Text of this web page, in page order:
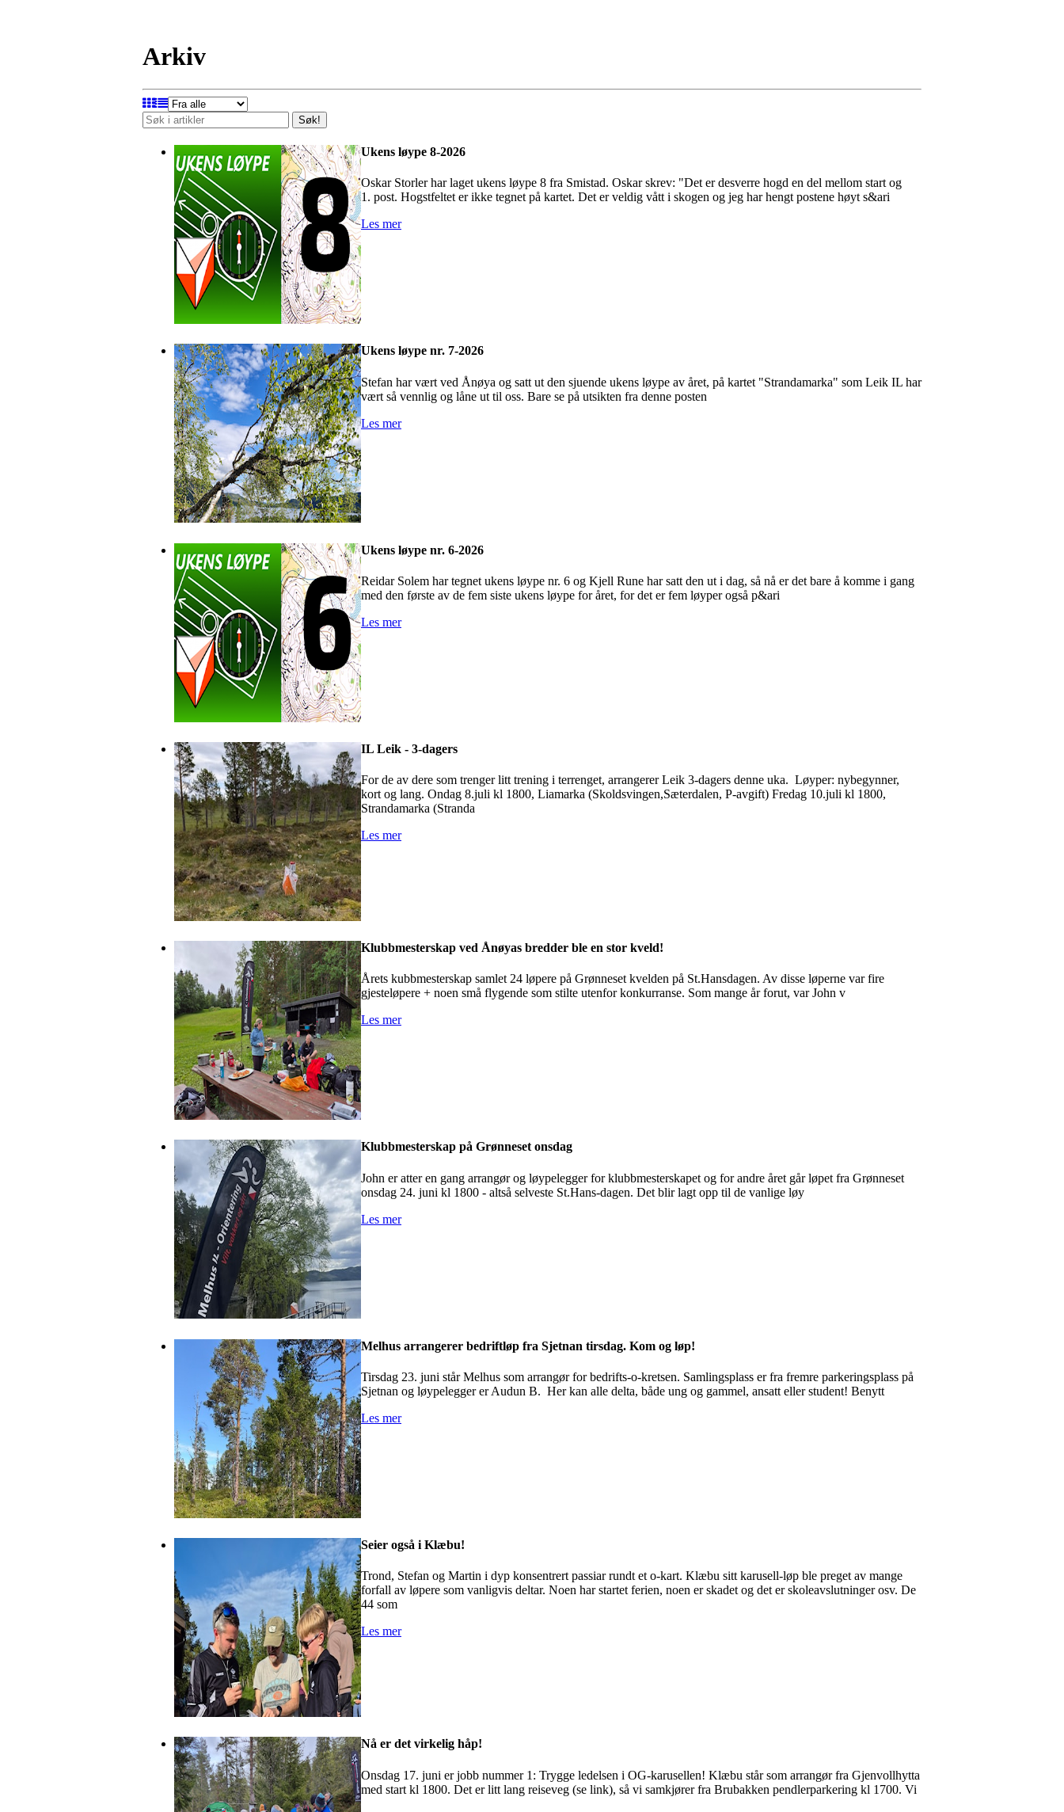
Arkiv
Søk!
Ukens løype 8-2026
Oskar Storler har laget ukens løype 8 fra Smistad. Oskar skrev: "Det er desverre hogd en del mellom start og
1. post. Hogstfeltet er ikke tegnet på kartet. Det er veldig vått i skogen og jeg har hengt postene høyt s&ari
Les mer
Ukens løype nr. 7-2026
Stefan har vært ved Ånøya og satt ut den sjuende ukens løype av året, på kartet "Strandamarka" som Leik IL har
vært så vennlig og låne ut til oss. Bare se på utsikten fra denne posten
Les mer
Ukens løype nr. 6-2026
Reidar Solem har tegnet ukens løype nr. 6 og Kjell Rune har satt den ut i dag, så nå er det bare å komme i gang
med den første av de fem siste ukens løype for året, for det er fem løyper også p&ari
Les mer
IL Leik - 3-dagers
For de av dere som trenger litt trening i terrenget, arrangerer Leik 3-dagers denne uka. Løyper: nybegynner,
kort og lang. Ondag 8.juli kl 1800, Liamarka (Skoldsvingen,Sæterdalen, P-avgift) Fredag 10.juli kl 1800,
Strandamarka (Stranda
Les mer
Klubbmesterskap ved Ånøyas bredder ble en stor kveld!
Årets kubbmesterskap samlet 24 løpere på Grønneset kvelden på St.Hansdagen. Av disse løperne var fire
gjesteløpere + noen små flygende som stilte utenfor konkurranse. Som mange år forut, var John v
Les mer
Klubbmesterskap på Grønneset onsdag
John er atter en gang arrangør og løypelegger for klubbmesterskapet og for andre året går løpet fra Grønneset
onsdag 24. juni kl 1800 - altså selveste St.Hans-dagen. Det blir lagt opp til de vanlige løy
Les mer
Melhus arrangerer bedriftløp fra Sjetnan tirsdag. Kom og løp!
Tirsdag 23. juni står Melhus som arrangør for bedrifts-o-kretsen. Samlingsplass er fra fremre parkeringsplass på
Sjetnan og løypelegger er Audun B. Her kan alle delta, både ung og gammel, ansatt eller student! Benytt
Les mer
Seier også i Klæbu!
Trond, Stefan og Martin i dyp konsentrert passiar rundt et o-kart. Klæbu sitt karusell-løp ble preget av mange
forfall av løpere som vanligvis deltar. Noen har startet ferien, noen er skadet og det er skoleavslutninger osv. De
44 som
Les mer
Nå er det virkelig håp!
Onsdag 17. juni er jobb nummer 1: Trygge ledelsen i OG-karusellen! Klæbu står som arrangør fra Gjenvollhytta
med start kl 1800. Det er litt lang reiseveg (se link), så vi samkjører fra Brubakken pendlerparkering kl 1700. Vi